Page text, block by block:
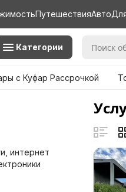
ПутешествияАвто
Категории
с Куфар Рассрочкой
интернет